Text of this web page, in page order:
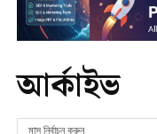
আর্কাইভ